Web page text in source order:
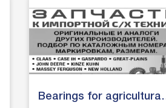
Bearings for agricultural